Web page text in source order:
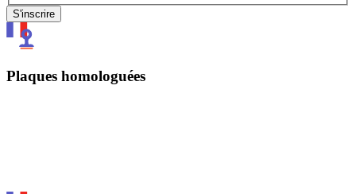
S'inscrire
Plaques homologuées